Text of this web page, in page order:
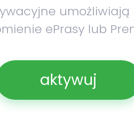
umożliwiają
ePrasy lub
aktywuj